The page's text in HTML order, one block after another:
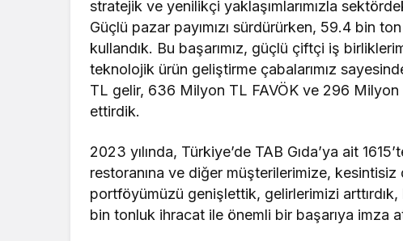
stratejik ve yenilikçi yaklaşımlarımızla
Güçlü pazar payımızı sürdürürken, 59.4 bin
kullandık. Bu başarımız, güçlü çiftçi iş
teknolojik ürün geliştirme çabalarımız
TL gelir, 636 Milyon TL FAVÖK ve 296 Milyon
ettirdik.
2023 yılında, Türkiye’de TAB Gıda’ya ait
restoranına ve diğer müşterilerimize,
portföyümüzü genişlettik, gelirlerimizi arttırdık,
bin tonluk ihracat ile önemli bir başarıya imza